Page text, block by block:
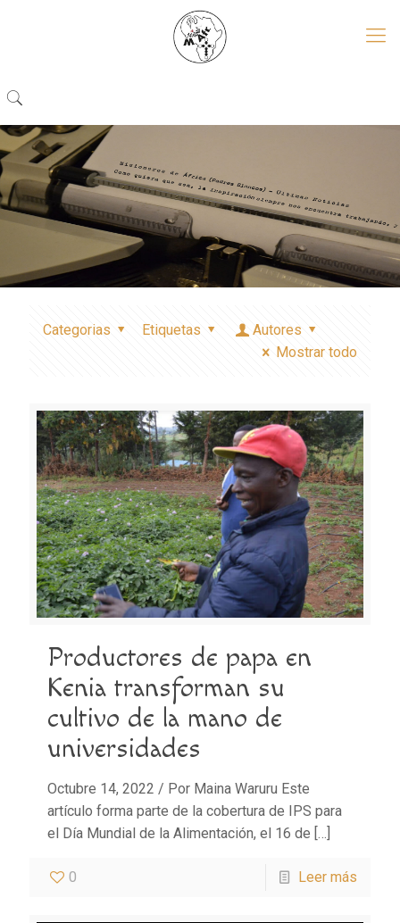
Categorias Etiquetas
Autores
Mostrar todo
Productores de papa en
Kenia transforman su
cultivo de la mano de
universidades
Octubre 14, 2022 / Por Maina Waruru Este
artículo forma parte de la cobertura de IPS para
el Día Mundial de la Alimentación, el 16 de […]
0 Leer más